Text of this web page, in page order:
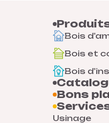
Bois
Bois et
Bois
Bons
Usinage